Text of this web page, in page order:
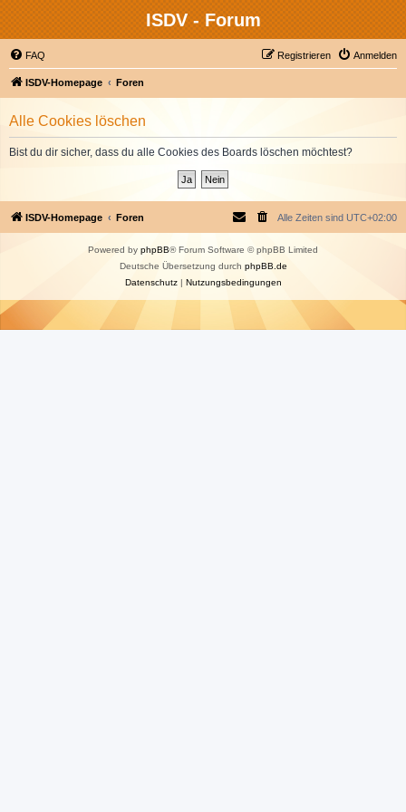
ISDV - Forum
FAQ Anmelden
Registrieren
ISDV-Homepage Foren
Alle Cookies löschen
Bist du dir sicher, dass du alle Cookies des Boards löschen möchtest?
ISDV-Homepage Foren Alle Zeiten sind UTC+02:00
Powered by phpBB® Forum Software © phpBB Limited
Deutsche Übersetzung durch phpBB.de
Datenschutz| Nutzungsbedingungen